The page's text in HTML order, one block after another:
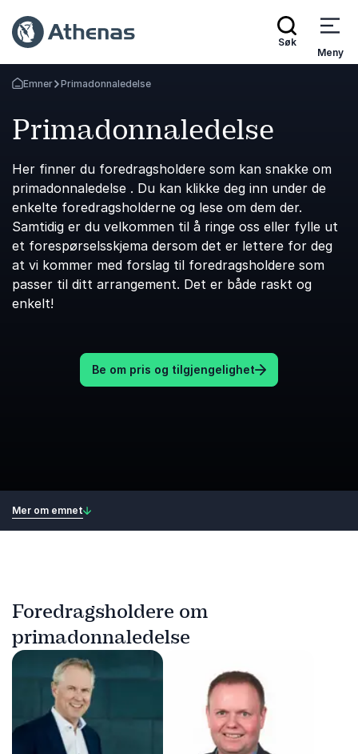
Søk
Meny
Gå tilbake til startsiden
Emner Primadonnaledelse
Primadonnaledelse
Her finner du foredragsholdere som kan snakke om
primadonnaledelse . Du kan klikke deg inn under de
enkelte foredragsholderne og lese om dem der.
Samtidig er du velkommen til å ringe oss eller fylle ut
et forespørselsskjema dersom det er lettere for deg
at vi kommer med forslag til foredragsholdere som
passer til ditt arrangement. Det er både raskt og
enkelt!
Be om pris og tilgjengelighet
Mer om emnet
Foredragsholdere om
primadonnaledelse